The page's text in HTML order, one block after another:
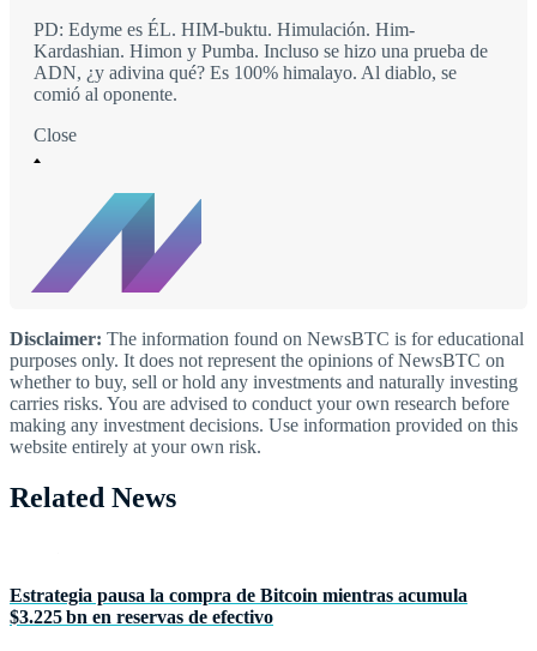
PD: Edyme es ÉL. HIM-buktu. Himulación. Him-
Kardashian. Himon y Pumba. Incluso se hizo una prueba de
ADN, ¿y adivina qué? Es 100% himalayo. Al diablo, se
comió al oponente.
Close
Disclaimer: The information found on NewsBTC is for educational
purposes only. It does not represent the opinions of NewsBTC on
whether to buy, sell or hold any investments and naturally investing
carries risks. You are advised to conduct your own research before
making any investment decisions. Use information provided on this
website entirely at your own risk.
Related News
Estrategia pausa la compra de Bitcoin mientras acumula
$3.225 bn en reservas de efectivo